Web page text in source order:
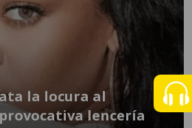
la locura al
lencería